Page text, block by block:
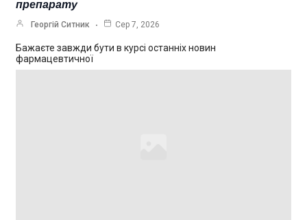
препарату
Георгій Ситник Сер 7, 2026
Бажаєте завжди бути в курсі останніх новин
фармацевтичної